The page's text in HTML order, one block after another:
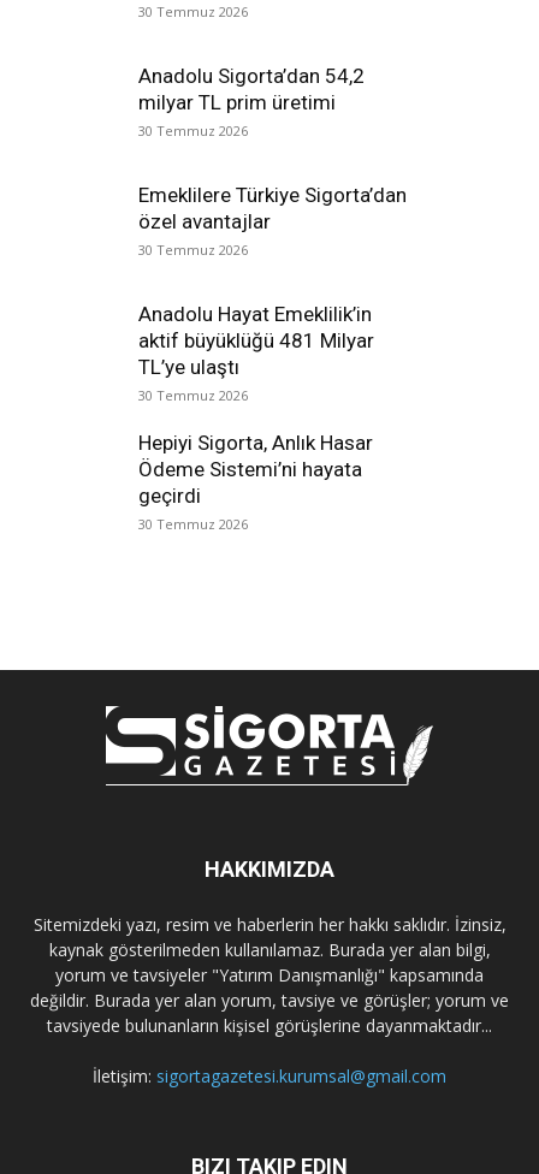
30 Temmuz 2026
Anadolu Sigorta’dan 54,2
milyar TL prim üretimi
30 Temmuz 2026
Emeklilere Türkiye Sigorta’dan
özel avantajlar
30 Temmuz 2026
Anadolu Hayat Emeklilik’in
aktif büyüklüğü 481 Milyar
TL’ye ulaştı
30 Temmuz 2026
Hepiyi Sigorta, Anlık Hasar
Ödeme Sistemi’ni hayata
geçirdi
30 Temmuz 2026
HAKKIMIZDA
Sitemizdeki yazı, resim ve haberlerin her hakkı saklıdır. İzinsiz,
kaynak gösterilmeden kullanılamaz. Burada yer alan bilgi,
yorum ve tavsiyeler "Yatırım Danışmanlığı" kapsamında
değildir. Burada yer alan yorum, tavsiye ve görüşler; yorum ve
tavsiyede bulunanların kişisel görüşlerine dayanmaktadır...
İletişim: sigortagazetesi.kurumsal@gmail.com
BIZI TAKIP EDIN